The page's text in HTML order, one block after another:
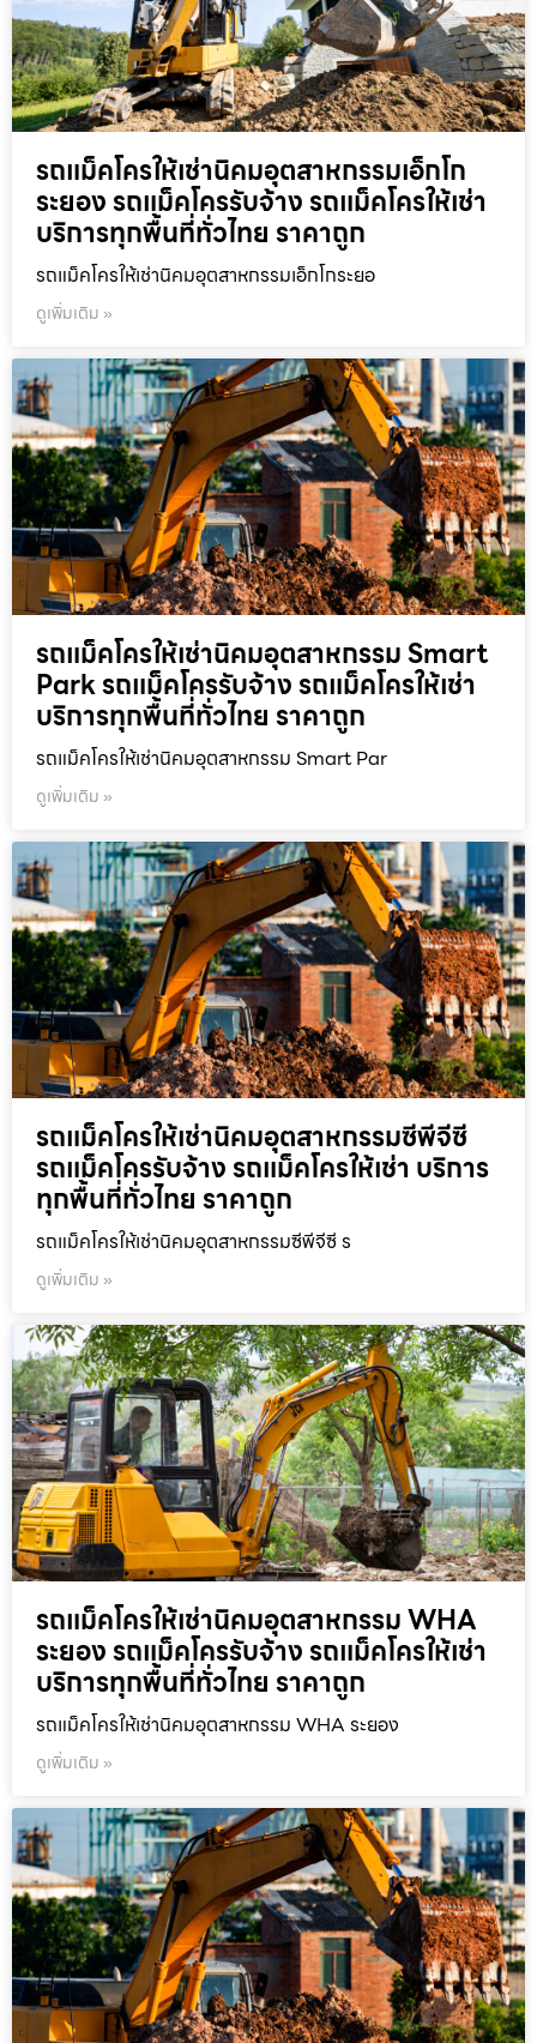
รถแม็คโครให้เช่านิคมอุตสาหกรรมเอ็กโก
ระยอง รถแม็คโครรับจ้าง รถแม็คโครให้เช่า
บริการทุกพื้นที่ทั่วไทย ราคาถูก
รถแม็คโครให้เช่านิคมอุตสาหกรรมเอ็กโกระยอ
ดูเพิ่มเติม »
รถแม็คโครให้เช่านิคมอุตสาหกรรม Smart
Park รถแม็คโครรับจ้าง รถแม็คโครให้เช่า
บริการทุกพื้นที่ทั่วไทย ราคาถูก
รถแม็คโครให้เช่านิคมอุตสาหกรรม Smart Par
ดูเพิ่มเติม »
รถแม็คโครให้เช่านิคมอุตสาหกรรมซีพีจีซี
รถแม็คโครรับจ้าง รถแม็คโครให้เช่า บริการ
ทุกพื้นที่ทั่วไทย ราคาถูก
รถแม็คโครให้เช่านิคมอุตสาหกรรมซีพีจีซี ร
ดูเพิ่มเติม »
รถแม็คโครให้เช่านิคมอุตสาหกรรม WHA
ระยอง รถแม็คโครรับจ้าง รถแม็คโครให้เช่า
บริการทุกพื้นที่ทั่วไทย ราคาถูก
รถแม็คโครให้เช่านิคมอุตสาหกรรม WHA ระยอง
ดูเพิ่มเติม »